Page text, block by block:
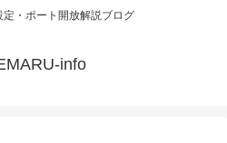
定・ポート開放解説ブログ
info